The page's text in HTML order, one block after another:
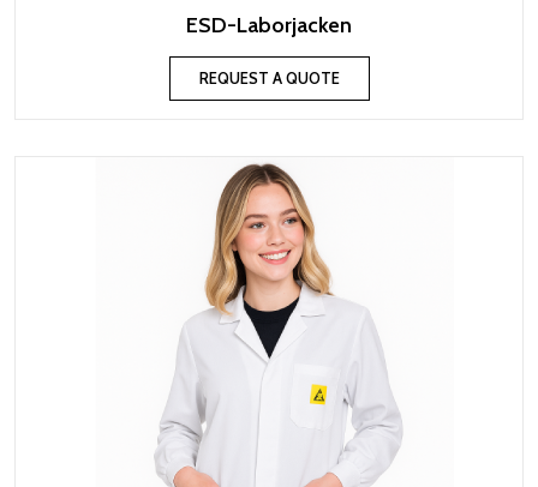
ESD-Laborjacken
REQUEST A QUOTE